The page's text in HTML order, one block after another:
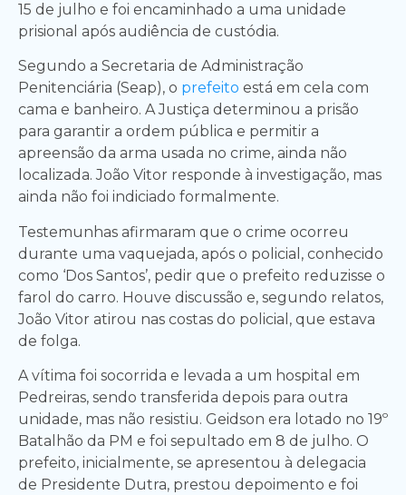
15 de julho e foi encaminhado a uma unidade
prisional após audiência de custódia.
Segundo a Secretaria de Administração
Penitenciária (Seap), o prefeito está em cela com
cama e banheiro. A Justiça determinou a prisão
para garantir a ordem pública e permitir a
apreensão da arma usada no crime, ainda não
localizada. João Vitor responde à investigação, mas
ainda não foi indiciado formalmente.
Testemunhas afirmaram que o crime ocorreu
durante uma vaquejada, após o policial, conhecido
como ‘Dos Santos’, pedir que o prefeito reduzisse o
farol do carro. Houve discussão e, segundo relatos,
João Vitor atirou nas costas do policial, que estava
de folga.
A vítima foi socorrida e levada a um hospital em
Pedreiras, sendo transferida depois para outra
unidade, mas não resistiu. Geidson era lotado no 19º
Batalhão da PM e foi sepultado em 8 de julho. O
prefeito, inicialmente, se apresentou à delegacia
de Presidente Dutra, prestou depoimento e foi